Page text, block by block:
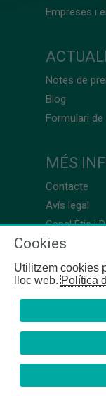
Empreses i
Notes de
Blog
Formulari
MÉS
Contacte
Avís legal
Canal Ètic i
Cookies
Utilitzem cookies
lloc web.Política